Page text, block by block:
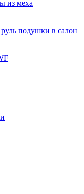
из меха
подушки в салон